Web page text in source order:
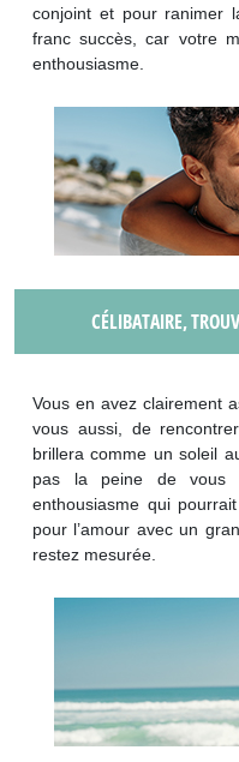
conjoint et pour ranimer
franc succès, car votre
enthousiasme.
CÉLIBATAIRE,
Vous en avez clairement
vous aussi, de
brillera comme un soleil
pas la peine de vous
enthousiasme qui
pour l’amour avec un
restez mesurée.